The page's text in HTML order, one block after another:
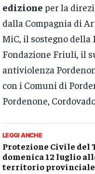
edizione per la
dalla Compagnia di
MiC, il sostegno
Fondazione Friuli, il
antiviolenza
con i Comuni di
Pordenone,
LEGGI ANCHE
Protezione Civile del
domenica 12 luglio
territorio provinciale